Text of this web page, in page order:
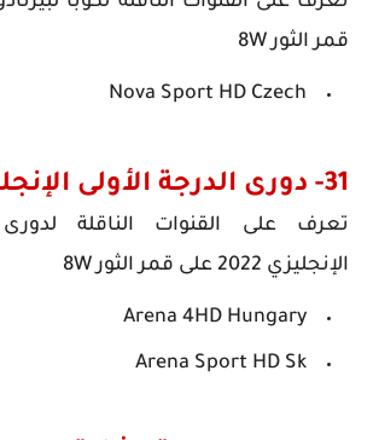
قمر الثور 8W
Nova Sport HD Czech
31- دورى الدرجة الأولى الإنجليزي
تعرف على القنوات الناقلة لدورى
الإنجليزي
على قمر الثور 8W
Arena 4HD Hungary
Arena Sport HD Sk